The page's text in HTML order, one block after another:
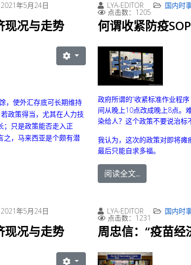
2021年5月24日
现况与走势
，使外汇存底可长期维持
政策得当，尤其在人力技
；只是政策能否走入正
之，马来西亚是个颇有潜
LYA-EDITOR 国内时
点击数：1205
何谓收紧防疫SOP
政府所谓的“收紧标准作业程
间从晚上10点改成晚上8点。
染给人？ 这个政策不要说治标
我认为，这次的政策对即将瘫
最后只能自求多福。
阅读全文...
2021年5月24日
现况与走势
LYA-EDITOR 国内时
点击数：1231
周忠信：“疫苗经